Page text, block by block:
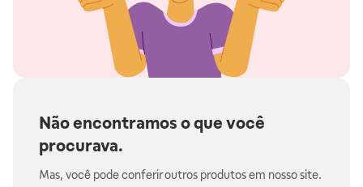
Não encontramos o que você
procurava.
Mas, você pode conferir outros produtos em nosso site.